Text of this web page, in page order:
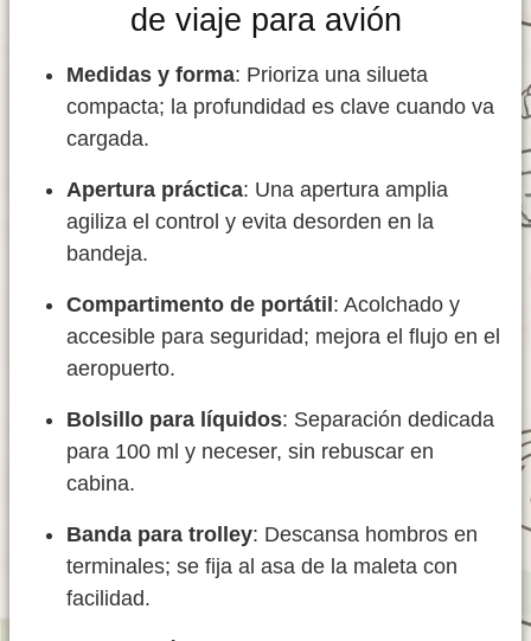
de viaje para avión
Medidas y forma: Prioriza una silueta
compacta; la profundidad es clave cuando va
cargada.
Apertura práctica: Una apertura amplia
agiliza el control y evita desorden en la
bandeja.
Compartimento de portátil : Acolchado y
accesible para seguridad; mejora el flujo en el
aeropuerto.
Bolsillo para líquidos: Separación dedicada
para 100 ml y neceser, sin rebuscar en
cabina.
Banda para trolley: Descansa hombros en
terminales; se fija al asa de la maleta con
facilidad.